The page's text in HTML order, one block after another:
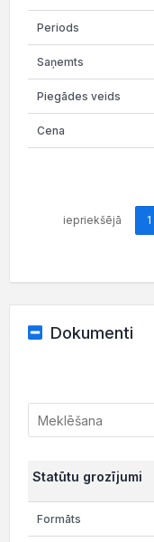
iepriekšējā 1
Dokumenti
Statūtu grozījumi